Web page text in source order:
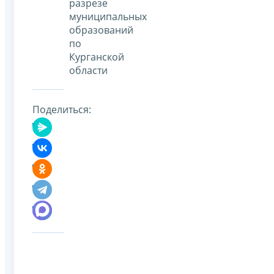
разрезе
муниципальных
образований
по
Курганской
области
Поделиться: